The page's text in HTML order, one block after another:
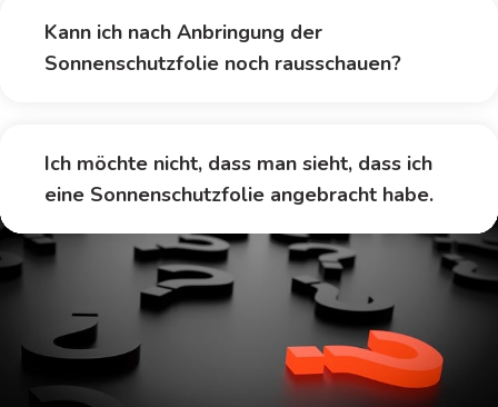
Kann ich nach Anbringung der
Sonnenschutzfolie noch rausschauen?
Ich möchte nicht, dass man sieht, dass ich
eine Sonnenschutzfolie angebracht habe.